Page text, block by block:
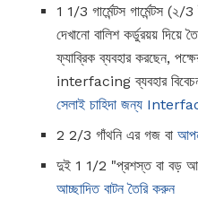
1 1/3 গার্মেন্টস গার্মেন্টস
দেখানো বালিশ কর্ডুরয়য় দিয়ে
ফ্যাব্রিক ব্যবহার করছেন,
interfacing ব্যবহার
সেলাই চাহিদা জন্য
2 2/3 গাঁথনি এর গজ বা
দুই 1 1/2 "প্রশস্ত বা বড়
আচ্ছাদিত বাটন তৈরি করুন